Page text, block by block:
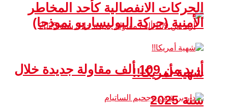
أزيد من 109 ألف مقاولة جديدة خلال
سنة 2025
الحركات الانفصالية كأحد المخاطر
الأمنية (حركة البوليساريو نموذجا)
شهية أمريكا!!